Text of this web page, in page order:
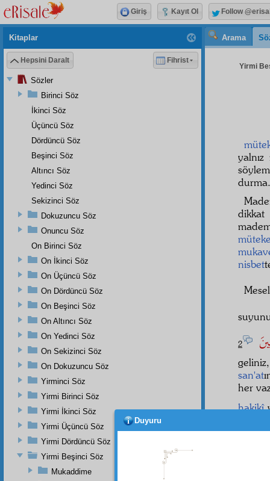
Arama
Yirmi
durma.
nisbet
2
san'at
her
hakikî
Kitaplar
Hepsini Daralt Fihrist
Sözler
Birinci Söz
İkinci Söz
Üçüncü Söz
Dördüncü Söz
Beşinci Söz
Altıncı Söz
Yedinci Söz
Sekizinci Söz
Dokuzuncu Söz
Onuncu Söz
On Birinci Söz
On İkinci Söz
On Üçüncü Söz
On Dördüncü Söz
On Beşinci Söz
On Altıncı Söz
On Yedinci Söz
On Sekizinci Söz
On Dokuzuncu Söz
Yirminci Söz
Yirmi Birinci Söz
Yirmi İkinci Söz
Yirmi Üçüncü Söz
Yirmi Dördüncü Söz
Yirmi Beşinci Söz
Mukaddime
Giriş Kayıt Ol Follow
Duyuru